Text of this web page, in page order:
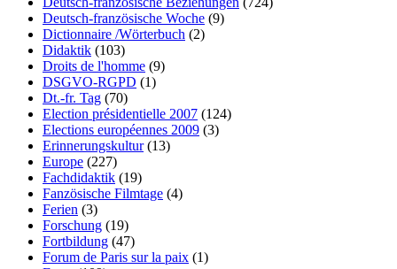
Deutsch-französische Woche (9)
Dictionnaire /Wörterbuch (2)
Didaktik (103)
Droits de l'homme (9)
DSGVO-RGPD (1)
Dt.-fr. Tag (70)
Election présidentielle 2007 (124)
Elections européennes 2009 (3)
Erinnerungskultur(13)
Europe (227)
Fachdidaktik (19)
Fanzösische Filmtage (4)
Ferien (3)
Forschung (19)
Fortbildung (47)
Forum de Paris sur la paix (1)